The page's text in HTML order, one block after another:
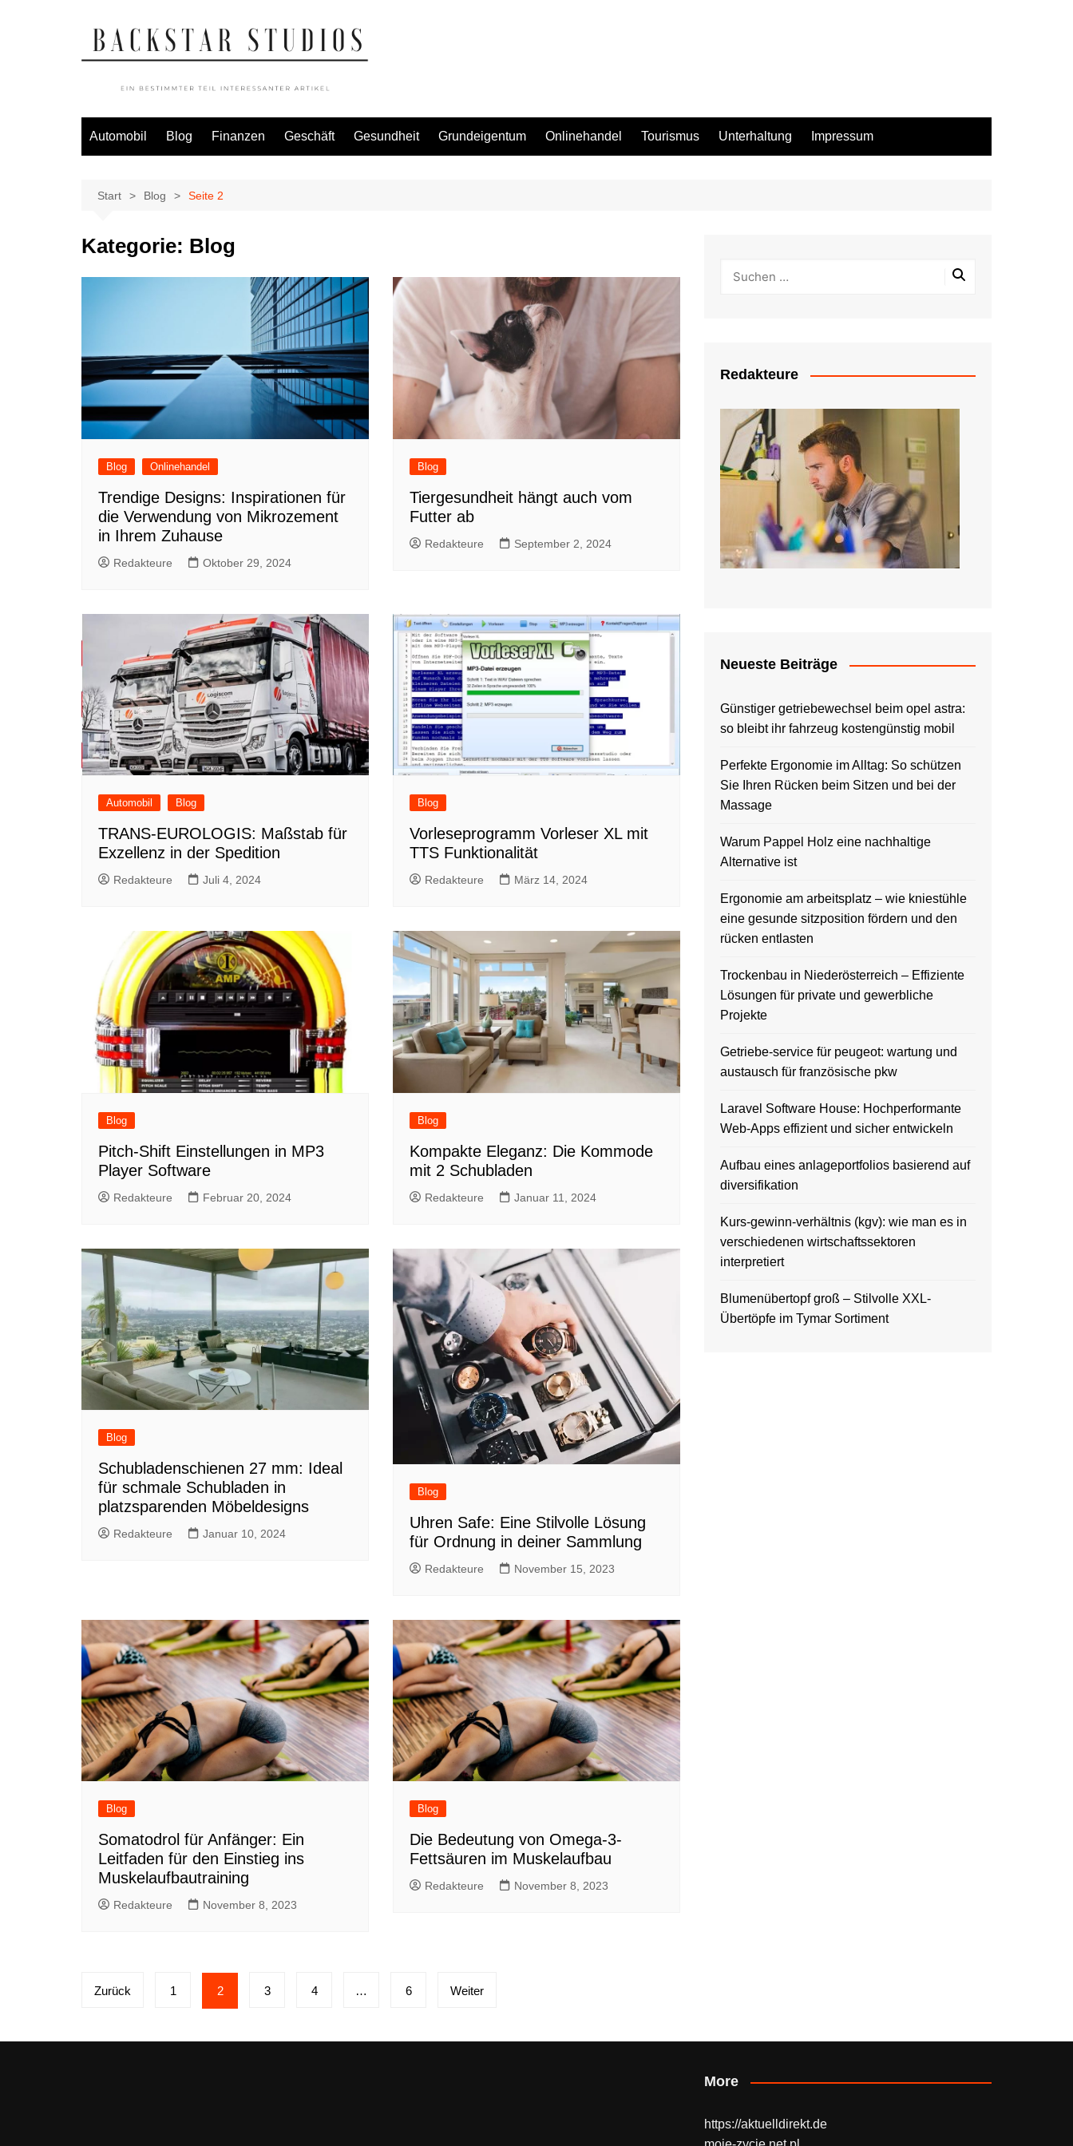
Automobil Blog Finanzen Geschäft Gesundheit Grundeigentum Onlinehandel Tourismus Unterhaltung Impressum
Start Blog Seite 2
Kategorie: Blog
Blog Onlinehandel
Trendige Designs: Inspirationen für
die Verwendung von Mikrozement
in Ihrem Zuhause
Redakteure Oktober 29, 2024
Blog
Tiergesundheit hängt auch vom
Futter ab
Redakteure September 2, 2024
Automobil Blog
TRANS-EUROLOGIS: Maßstab für
Exzellenz in der Spedition
Redakteure Juli 4, 2024
Blog
Vorleseprogramm Vorleser XL mit
TTS Funktionalität
Redakteure März 14, 2024
Blog
Pitch-Shift Einstellungen in MP3
Player Software
Redakteure Februar 20, 2024
Blog
Kompakte Eleganz: Die Kommode
mit 2 Schubladen
Redakteure Januar 11, 2024
Blog
Schubladenschienen 27 mm: Ideal
für schmale Schubladen in
platzsparenden Möbeldesigns
Redakteure Januar 10, 2024
Blog
Uhren Safe: Eine Stilvolle Lösung
für Ordnung in deiner Sammlung
Redakteure November 15, 2023
Blog
Somatodrol für Anfänger: Ein
Leitfaden für den Einstieg ins
Muskelaufbautraining
Redakteure November 8, 2023
Blog
Die Bedeutung von Omega-3-
Fettsäuren im Muskelaufbau
Redakteure November 8, 2023
Seitennummerierung
Beiträge
Zurück 1 2 3 4 … 6 Weiter
Redakteure
Neueste Beiträge
Günstiger getriebewechsel beim opel astra:
so bleibt ihr fahrzeug kostengünstig mobil
Perfekte Ergonomie im Alltag: So schützen
Sie Ihren Rücken beim Sitzen und bei der
Massage
Warum Pappel Holz eine nachhaltige
Alternative ist
Ergonomie am arbeitsplatz – wie kniestühle
eine gesunde sitzposition fördern und den
rücken entlasten
Trockenbau in Niederösterreich – Effiziente
Lösungen für private und gewerbliche
Projekte
Getriebe-service für peugeot: wartung und
austausch für französische pkw
Laravel Software House: Hochperformante
Web-Apps effizient und sicher entwickeln
Aufbau eines anlageportfolios basierend auf
diversifikation
Kurs-gewinn-verhältnis (kgv): wie man es in
verschiedenen wirtschaftssektoren
interpretiert
Blumenübertopf groß – Stilvolle XXL-
Übertöpfe im Tymar Sortiment
More
https://aktuelldirekt.de